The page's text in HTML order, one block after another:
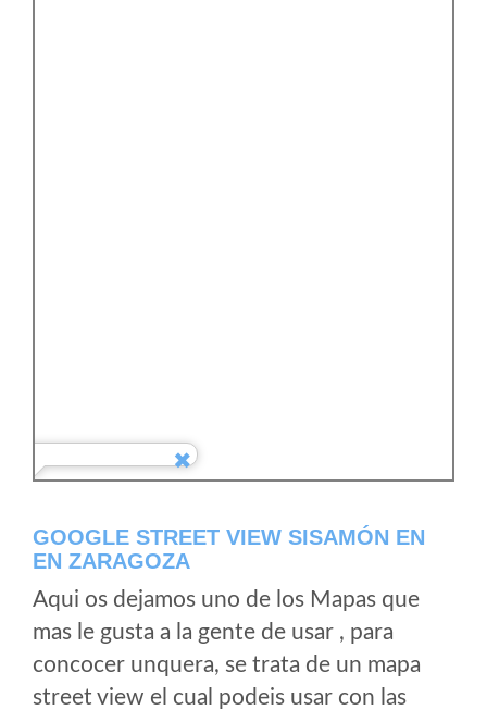
GOOGLE STREET VIEW SISAMÓN EN
EN ZARAGOZA
Aqui os dejamos uno de los Mapas que
mas le gusta a la gente de usar , para
concocer unquera, se trata de un mapa
street view el cual podeis usar con las